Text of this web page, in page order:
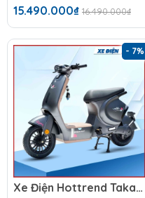
15.490.000₫ 16.490.000₫
- 7%
Xe Điện Hottrend Takashi Mono